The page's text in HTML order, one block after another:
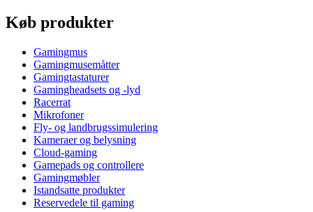
Køb produkter
Gamingmus
Gamingmusemåtter
Gamingtastaturer
Gamingheadsets og -lyd
Racerrat
Mikrofoner
Fly- og landbrugssimulering
Kameraer og belysning
Cloud-gaming
Gamepads og controllere
Gamingmøbler
Istandsatte produkter
Reservedele til gaming